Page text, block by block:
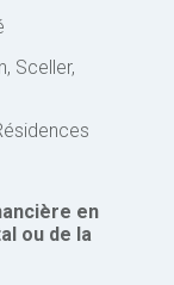
Sceller,
en
ou de la